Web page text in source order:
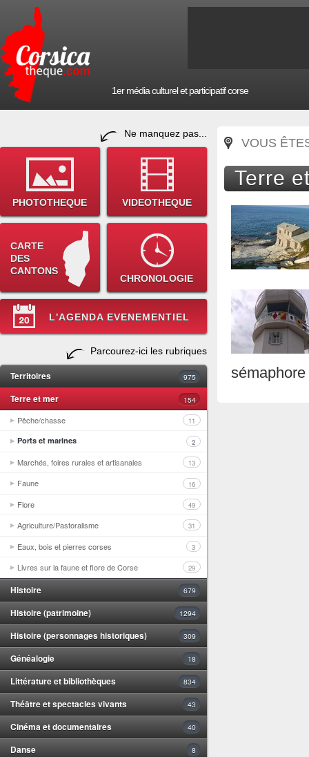
1er média culturel et participatif corse
Ne manquez pas...
PHOTOTHEQUE VIDEOTHEQUE
CARTE
DES
CANTONS
CHRONOLOGIE
L'AGENDA EVENEMENTIEL
Parcourez-ici les rubriques
Territoires 975
Terre et mer 154
Pêche/chasse 11
Ports et marines 2
Marchés, foires rurales et artisanales 13
Faune 16
Flore 49
Agriculture/Pastoralisme 31
Eaux, bois et pierres corses 3
Livres sur la faune et flore de Corse 29
Histoire 679
Histoire (patrimoine) 1294
Histoire (personnages historiques) 309
Généalogie 18
Littérature et bibliothèques 834
Théâtre et spectacles vivants 43
Cinéma et documentaires 40
Danse 8
VOUS
Terre